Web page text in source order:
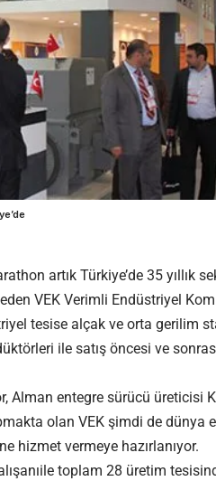
artık Türkiye’de 35 yıllık
VEK Verimli Endüstriyel
tesise alçak ve orta gerilim
ile satış öncesi ve
Alman entegre sürücü üreticisi
olan VEK şimdi de dünya
hizmet vermeye hazırlanıyor.
toplam 28 üretim